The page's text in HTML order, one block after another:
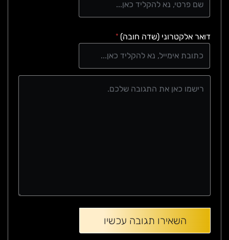
דואר אלקטרוני (שדה חובה) *